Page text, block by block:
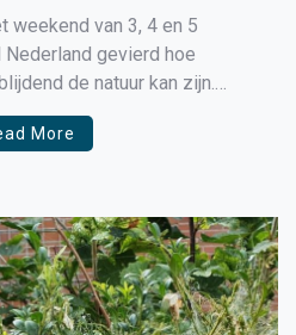
weekend van 3, 4 en 5
gevierd hoe
de natuur kan zijn.
Het IVN
mee, met wel 2
More